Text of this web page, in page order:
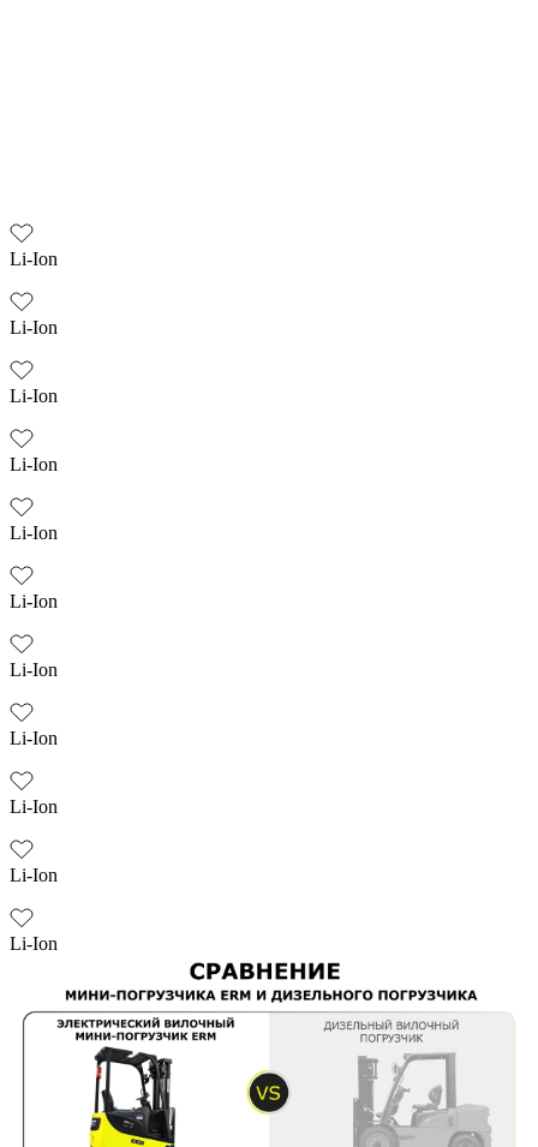
Li-Ion
Li-Ion
Li-Ion
Li-Ion
Li-Ion
Li-Ion
Li-Ion
Li-Ion
Li-Ion
Li-Ion
Li-Ion